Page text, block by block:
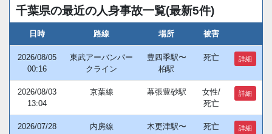
千葉県の最近の人身事故一覧(最新5件)
日時 路線 場所 被害
2026/08/05
00:16
東武アーバンパー
クライン
豊四季駅〜
柏駅
死亡 詳細
2026/08/03
13:04
京葉線 幕張豊砂駅
女性/
死亡
詳細
2026/07/28
内房線
木更津駅〜
死亡 詳細